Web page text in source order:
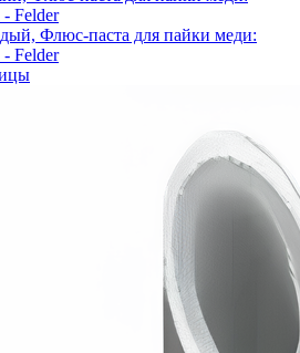
- Felder
Флюс-паста для пайки меди:
- Felder